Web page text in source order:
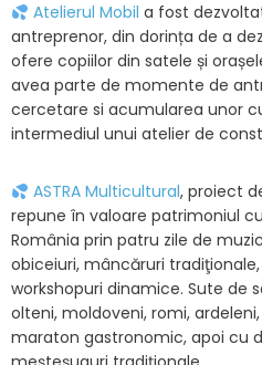
Atelierul Mobil a fost
antreprenor, din dorința de a
ofere copiilor din satele și
avea parte de momente de
cercetare si acumularea unor
intermediul unui atelier de
ASTRA Multicultural, proiect
repune în valoare patrimoniul
România prin patru zile de
obiceiuri, mâncăruri
workshopuri dinamice. Sute de
olteni, moldoveni, romi,
maraton gastronomic, apoi cu